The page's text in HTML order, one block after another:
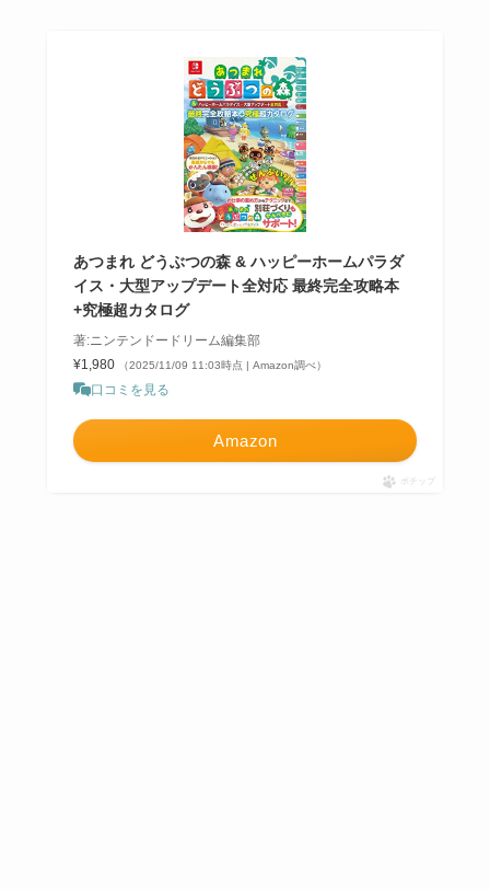
あつまれ どうぶつの森 & ハッピーホームパラダ
イス・大型アップデート全対応 最終完全攻略本
+究極超カタログ
著:ニンテンドードリーム編集部
¥1,980
（2025/11/09 11:03時点 | Amazon調べ）
口コミを見る
Amazon
ポチップ